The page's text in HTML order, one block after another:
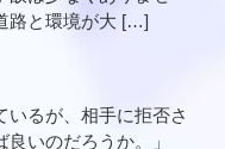
路と環境が大 […]
いるが、相手に拒否さ
いのだろうか。」